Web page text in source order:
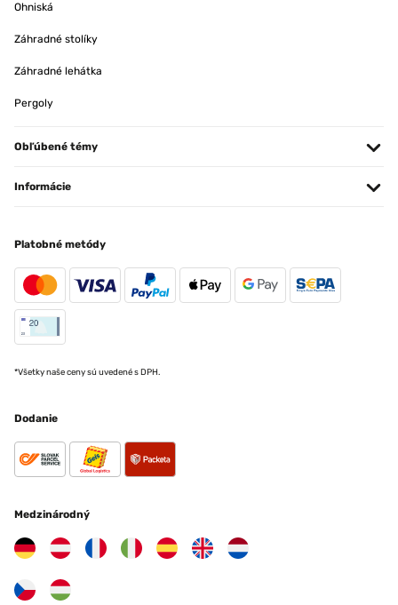
Ohniská
Záhradné stolíky
Záhradné lehátka
Pergoly
Obľúbené témy
Informácie
Platobné metódy
*Všetky naše ceny sú uvedené s DPH.
Dodanie
Medzinárodný